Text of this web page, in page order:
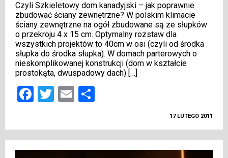
Czyli Szkieletowy dom kanadyjski – jak poprawnie
zbudować ściany zewnętrzne? W polskim klimacie
ściany zewnętrzne na ogół zbudowane są ze słupków
o przekroju 4 x 15 cm. Optymalny rozstaw dla
wszystkich projektów to 40cm w osi (czyli od środka
słupka do środka słupka). W domach parterowych o
nieskomplikowanej konstrukcji (dom w kształcie
prostokąta, dwuspadowy dach) […]
Facebook
Twitter
Email
17 LUTEGO 2011